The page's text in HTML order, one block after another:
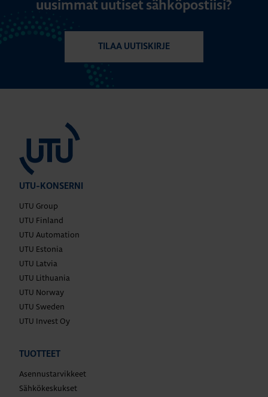
uusimmat uutiset sähköpostiisi?
TILAA UUTISKIRJE
UTU-KONSERNI
UTU Group
UTU Finland
UTU Automation
UTU Estonia
UTU Latvia
UTU Lithuania
UTU Norway
UTU Sweden
UTU Invest Oy
TUOTTEET
Asennustarvikkeet
Sähkökeskukset